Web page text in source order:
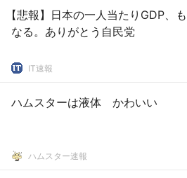
【悲報】日本の一人当たりGDP、
なる。ありがとう自民党
IT速報
ハムスターは液体 かわいい
ハムスター速報